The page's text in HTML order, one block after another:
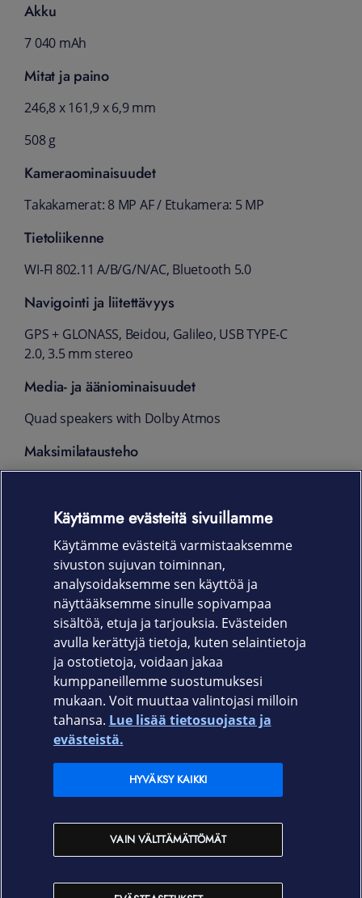
Akku
7 040 mAh
Mitat ja paino
246,8 x 161,9 x 6,9 mm
508 g
Kameraominaisuudet
Takakamerat: 8 MP AF / Etukamera: 5 MP
Tietoliikenne
WI-FI 802.11 A/B/G/N/AC, Bluetooth 5.0
Navigointi ja liitettävyys
GPS + GLONASS, Beidou, Galileo, USB TYPE-C
2.0, 3.5 mm stereo
Media- ja ääniominaisuudet
Quad speakers with Dolby Atmos
Maksimilatausteho
Pakkauksen sisältö
Laturi 7.75W USB-A, USB-A/USB-C -kaapeli
Takuu
Valmistajan myöntämä 24 kuukauden takuu
Elisa.fi
Elisan myymälät
Käytämme evästeitä sivuillamme
Käytämme evästeitä varmistaaksemme
sivuston sujuvan toiminnan,
analysoidaksemme sen käyttöä ja
näyttääksemme sinulle sopivampaa
sisältöä, etuja ja tarjouksia. Evästeiden
avulla kerättyjä tietoja, kuten selaintietoja
ja ostotietoja, voidaan jakaa
kumppaneillemme suostumuksesi
mukaan. Voit muuttaa valintojasi milloin
tahansa. Lue lisää tietosuojasta ja
evästeistä.
VAIN VÄLTTÄMÄTTÖMÄT
HYVÄKSY KAIKKI